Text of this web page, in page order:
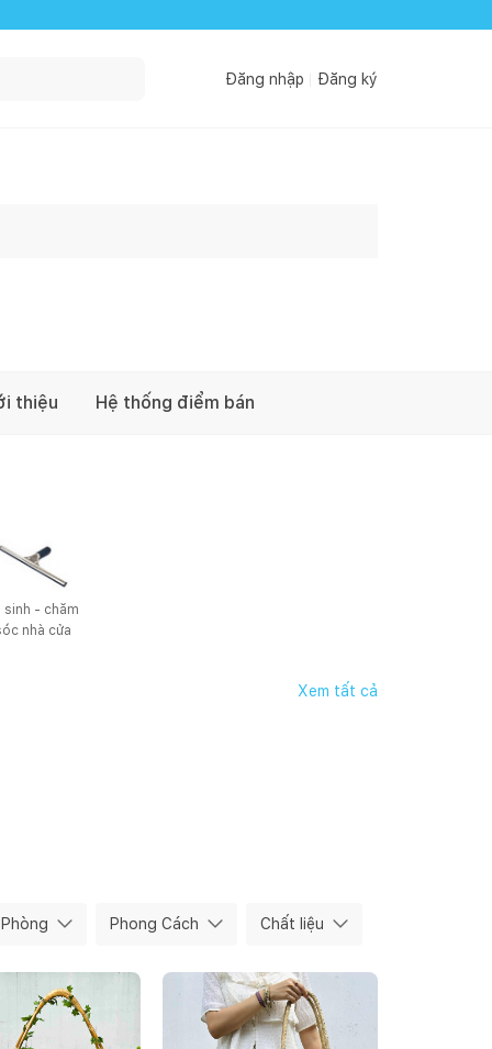
Đăng nhập Đăng ký
thiệu Hệ thống điểm bán
sinh - chăm
nhà cửa
Xem tất cả
Phòng Phong Cách Chất liệu